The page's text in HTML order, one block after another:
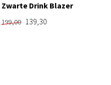
Zwarte Drink Blazer
199,00 139,30